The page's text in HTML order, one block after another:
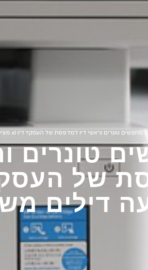
מחפשים טונרים וראשי דיו למדפסת של העסק? דיו xl מציעה דילים משתלמים
טונרים
דילים